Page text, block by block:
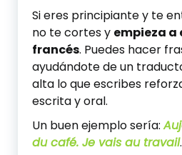
Si eres principiante y te
no te cortes y empieza a
francés. Puedes hacer
ayudándote de un
alta lo que escribes
escrita y oral.
Un buen ejemplo sería:
du café. Je vais au travail.